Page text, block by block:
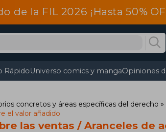
de la FIL 2026 ¡Hasta 50%
RápidoUniverso comics y mangaOpiniones
concretos y áreas específicas del derecho
el valor añadido
las ventas / Aranceles de